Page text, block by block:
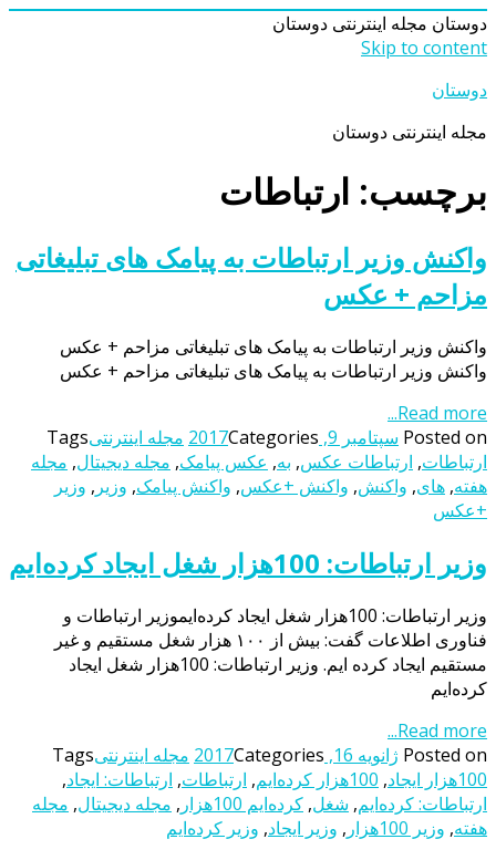
دوستان مجله اینترنتی دوستان
Skip to content
دوستان
مجله اینترنتی دوستان
برچسب: ارتباطات
واکنش وزیر ارتباطات به پیامک های تبلیغاتی
مزاحم + عکس
واکنش وزیر ارتباطات به پیامک های تبلیغاتی مزاحم + عکس
واکنش وزیر ارتباطات به پیامک های تبلیغاتی مزاحم + عکس
Read more...
Posted on سپتامبر 9, 2017 Categories مجله اینترنتیTags
ارتباطات, ارتباطات عکس, به, عکس پیامک, مجله دیجیتال, مجله
هفته, های, واکنش, واکنش +عکس, واکنش پیامک, وزیر , وزیر
+عکس
وزیر ارتباطات: 100هزار شغل ایجاد کرده‌ایم
وزیر ارتباطات: 100هزار شغل ایجاد کرده‌ایموزیر ارتباطات و
فناوری اطلاعات گفت: بیش از ١٠٠ هزار شغل مستقیم و غیر
مستقیم ایجاد کرده ایم. وزیر ارتباطات: 100هزار شغل ایجاد
کرده‌ایم
Read more...
Posted on ژانویه 16, 2017 Categories مجله اینترنتیTags
100هزار ایجاد
, 100هزار کرده‌ایم , ارتباطات, ارتباطات: ایجاد,
ارتباطات: کرده‌ایم, شغل, کرده‌ایم 100هزار , مجله دیجیتال, مجله
هفته, وزیر 100هزار , وزیر ایجاد, وزیر کرده‌ایم